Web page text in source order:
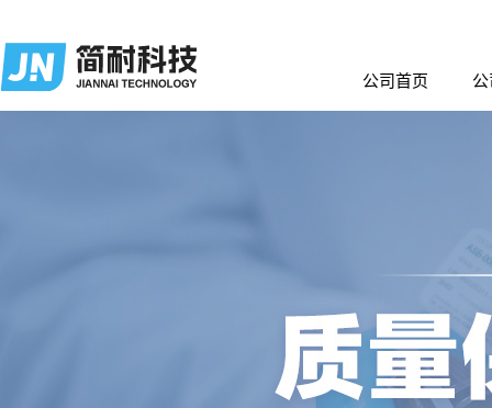
公司首页